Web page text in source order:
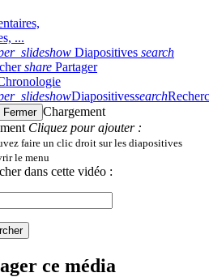
...
Diapositives search
share Partager
Diapositivessearch
Fermer Chargement
Cliquez pour ajouter :
faire un clic droit sur les diapositives
le menu
dans cette vidéo :
ce média